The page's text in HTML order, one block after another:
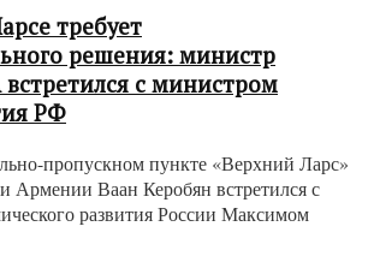
требует
решения: министр
с министром
РФ
пропускном пункте «Верхний Ларс»
Армении Ваан Керобян встретился с
развития России Максимом